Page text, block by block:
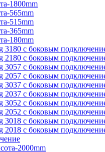
1800mm
565mm
515mm
365mm
180mm
3180 с боковым
2180 с боковым
3057 с боковым
2057 с боковым
3037 с боковым
2037 с боковым
3052 с боковым
2052 с боковым
3018 с боковым
2018 с боковым
2000mm